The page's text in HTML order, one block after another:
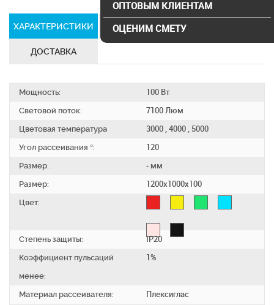
ХАРАКТЕРИСТИКИ СЕРТИФИКАТЫ
ДОСТАВКА
Мощность:
100 Вт
Световой поток:
7100 Люм
Цветовая температура
3000 , 4000 , 5000
Угол рассеивания °:
120
Размер:
- мм
Размер:
1200х1000х100
Цвет:
Степень защиты:
IP20
Коэффициент пульсаций
менее:
1%
Материал рассеивателя:
Плексиглас
ОПТОВЫМ КЛИЕНТАМ
ОЦЕНИМ СМЕТУ